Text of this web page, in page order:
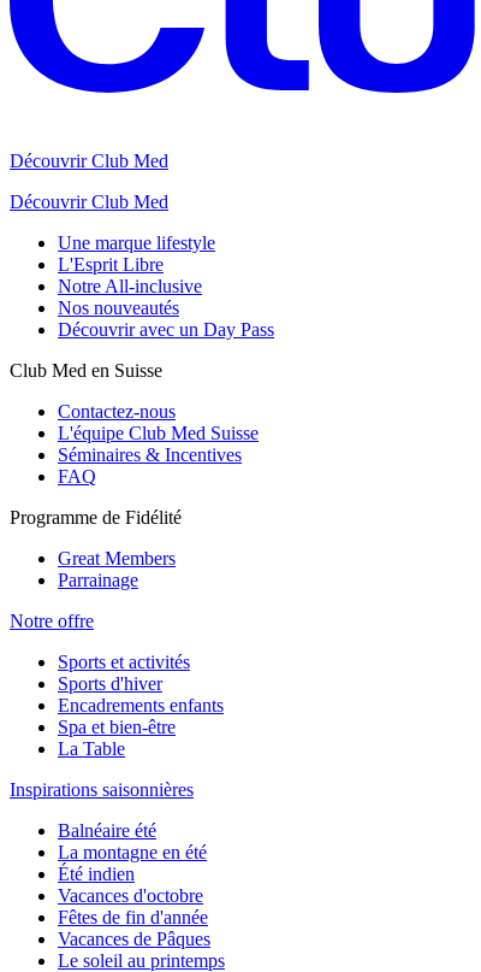
Découvrir Club Med
Découvrir Club Med
Une marque lifestyle
L'Esprit Libre
Notre All-inclusive
Nos nouveautés
Découvrir avec un Day Pass
Club Med en Suisse
Contactez-nous
L'équipe Club Med Suisse
Séminaires & Incentives
FAQ
Programme de Fidélité
Great Members
Parrainage
Notre offre
Sports et activités
Sports d'hiver
Encadrements enfants
Spa et bien-être
La Table
Inspirations saisonnières
Balnéaire été
La montagne en été
Été indien
Vacances d'octobre
Fêtes de fin d'année
Vacances de Pâques
Le soleil au printemps